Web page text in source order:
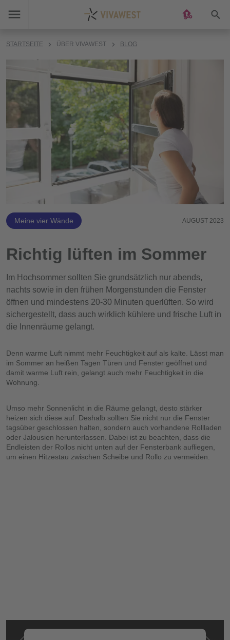
STARTSEITE ÜBER VIVAWEST BLOG
Meine vier Wände AUGUST 2023
Richtig lüften im Sommer
Im Hochsommer sollten Sie grundsätzlich nur abends,
nachts sowie in den frühen Morgenstunden die Fenster
öffnen und mindestens 20-30 Minuten querlüften. So wird
sichergestellt, dass auch wirklich kühlere und frische Luft in
die Innenräume gelangt.
Denn warme Luft nimmt mehr Feuchtigkeit auf als kalte. Lässt man
im Sommer an heißen Tagen Türen und Fenster geöffnet und
damit warme Luft rein, gelangt auch mehr Feuchtigkeit in die
Wohnung.
Umso mehr Sonnenlicht in die Räume gelangt, desto stärker
heizen sich diese auf. Deshalb sollten Sie nicht nur die Fenster
tagsüber geschlossen halten, sondern auch vorhandene Rollladen
oder Jalousien herunterlassen. Dabei ist zu beachten, dass die
Endleisten der Rollos nicht unten auf der Fensterbank aufliegen,
um einen Hitzestau zwischen Scheibe und Rollo zu vermeiden.